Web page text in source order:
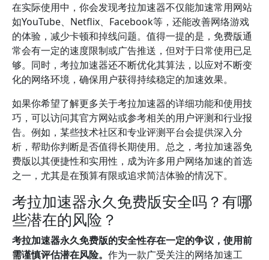
在实际使用中，你会发现考拉加速器不仅能加速常用网站
如YouTube、Netflix、Facebook等，还能改善网络游戏
的体验，减少卡顿和掉线问题。值得一提的是，免费版通
常会有一定的速度限制或广告推送，但对于日常使用已足
够。同时，考拉加速器还不断优化其算法，以应对不断变
化的网络环境，确保用户获得持续稳定的加速效果。
如果你希望了解更多关于考拉加速器的详细功能和使用技
巧，可以访问其官方网站或参考相关的用户评测和行业报
告。例如，某些技术社区和专业评测平台会提供深入分
析，帮助你判断是否值得长期使用。总之，考拉加速器免
费版以其便捷性和实用性，成为许多用户网络加速的首选
之一，尤其是在预算有限或追求简洁体验的情况下。
考拉加速器永久免费版安全吗？有哪
些潜在的风险？
考拉加速器永久免费版的安全性存在一定的争议，使用前
需谨慎评估潜在风险。 作为一款广受关注的网络加速工